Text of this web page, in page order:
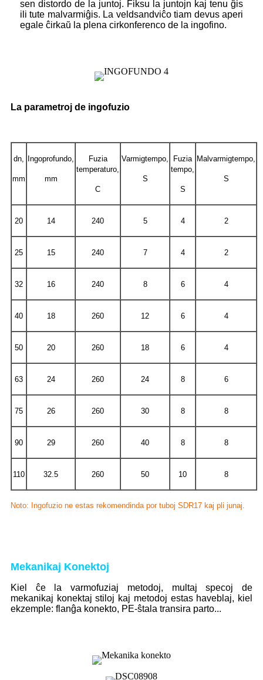
sen distordo de la juntoj. Fiksu la juntojn kaj tenu ĝis
ili tute malvarmiĝis. La veldsandviĉo tiam devus aperi
egale ĉirkaŭ la plena cirkonferenco de la ingofino.
La parametroj de ingofuzio
dn,
mm
Ingoprofundo,
mm
Fuzia
temperaturo,
C
Varmigtempo,
S
Fuzia
tempo,
S
Malvarmigtempo,
S
20 14 240 5 4 2
25 15 240 7 4 2
32 16 240 8 6 4
40 18 260 12 6 4
50 20 260 18 6 4
63 24 260 24 8 6
75 26 260 30 8 8
90 29 260 40 8 8
110 32.5 260 50 10 8
Noto: Ingofuzio ne estas rekomendinda por tuboj SDR17 kaj pli junaj.
Mekanikaj Konektoj
Kiel ĉe la varmofuziaj metodoj, multaj specoj de
mekanikaj konektaj stiloj kaj metodoj estas haveblaj, kiel
ekzemple: flanĝa konekto, PE-ŝtala transira parto...